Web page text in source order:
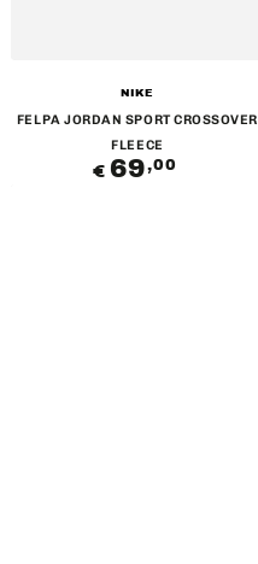
Venditore:
NIKE
FELPA JORDAN SPORT CROSSOVER
FLEECE
Prezzo
regolare
€ 69,00